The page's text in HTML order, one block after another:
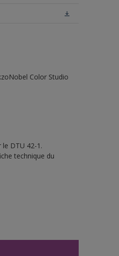
Color Studio
DTU 42-1.
technique du